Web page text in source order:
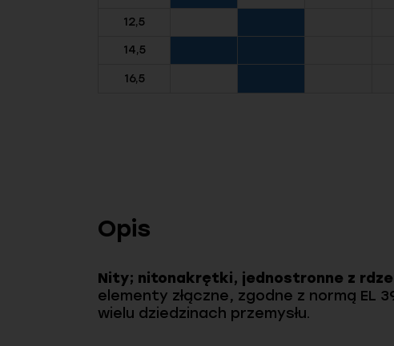
12,5
14,5
16,5
Opis
Nity; nitonakrętki, jednostronne z
elementy złączne, zgodne z normą EL
wielu dziedzinach przemysłu.